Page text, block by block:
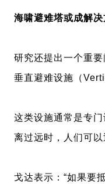
海啸避难塔或成解决
研究还提出一个重
垂直避难设施（
这类设施通常是专
离过远时，人们可以
戈达表示：“如果要